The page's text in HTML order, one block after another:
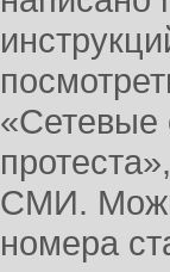
«Сетевые
СМИ.
номера